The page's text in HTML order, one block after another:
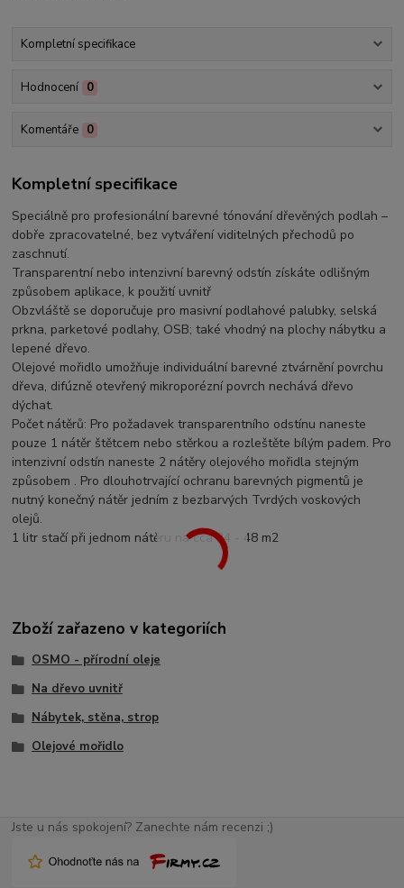
Kompletní specifikace
Hodnocení 0
Komentáře 0
Kompletní specifikace
Speciálně pro profesionální barevné tónování dřevěných podlah –
dobře zpracovatelné, bez vytváření viditelných přechodů po
zaschnutí.
Transparentní nebo intenzivní barevný odstín získáte odlišným
způsobem aplikace, k použití uvnitř
Obzvláště se doporučuje pro masivní podlahové palubky, selská
prkna, parketové podlahy, OSB; také vhodný na plochy nábytku a
lepené dřevo.
Olejové mořidlo umožňuje individuální barevné ztvárnění povrchu
dřeva, difúzně otevřený mikroporézní povrch nechává dřevo
dýchat.
Počet nátěrů: Pro požadavek transparentního odstínu naneste
pouze 1 nátěr štětcem nebo stěrkou a rozleštěte bílým padem. Pro
intenzivní odstín naneste 2 nátěry olejového mořidla stejným
způsobem . Pro dlouhotrvající ochranu barevných pigmentů je
nutný konečný nátěr jedním z bezbarvých Tvrdých voskových
olejů.
1 litr stačí při jednom nátěru na cca 24 - 48 m2
Zboží zařazeno v kategoriích
OSMO - přírodní oleje
Na dřevo uvnitř
Nábytek, stěna, strop
Olejové mořidlo
Jste u nás spokojení? Zanechte nám recenzi ;)